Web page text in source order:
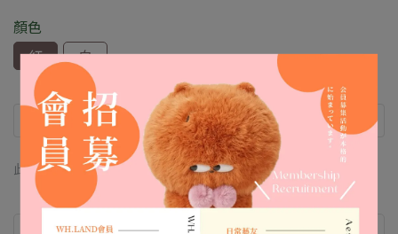
顏色
紅
白
此商品 「 最高 」可以折抵紅利0點 (約等於NT$0
商品介紹 規格說明